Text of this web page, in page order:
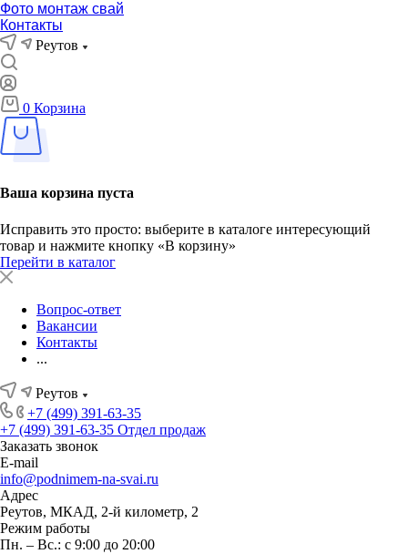
Фото монтаж свай
Контакты
Реутов
0 Корзина
Ваша корзина пуста
Исправить это просто: выберите в каталоге интересующий
товар и нажмите кнопку «В корзину»
Перейти в каталог
Вопрос-ответ
Вакансии
Контакты
...
Реутов
+7 (499) 391-63-35
+7 (499) 391-63-35 Отдел продаж
Заказать звонок
E-mail
info@podnimem-na-svai.ru
Адрес
Реутов, МКАД, 2-й километр, 2
Режим работы
Пн. – Вс.: с 9:00 до 20:00